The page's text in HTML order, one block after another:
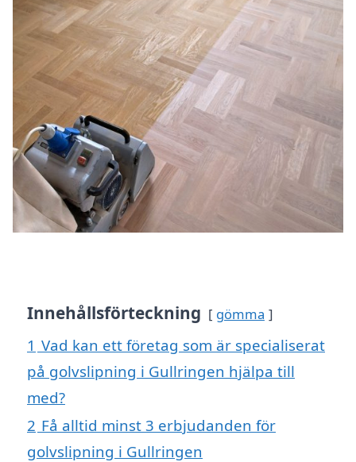
Innehållsförteckning gömma
1 Vad kan ett företag som är specialiserat
på golvslipning i Gullringen hjälpa till
med?
2 Få alltid minst 3 erbjudanden för
golvslipning i Gullringen